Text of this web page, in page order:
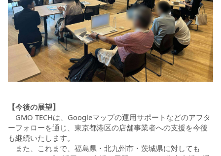
【今後の展望】
GMO TECHは、Googleマップの運用サポートなどのアフタ
ーフォローを通じ、東京都港区の店舗事業者への支援を今後
も継続いたします。
また、これまで、福島県・北九州市・茨城県に対しても